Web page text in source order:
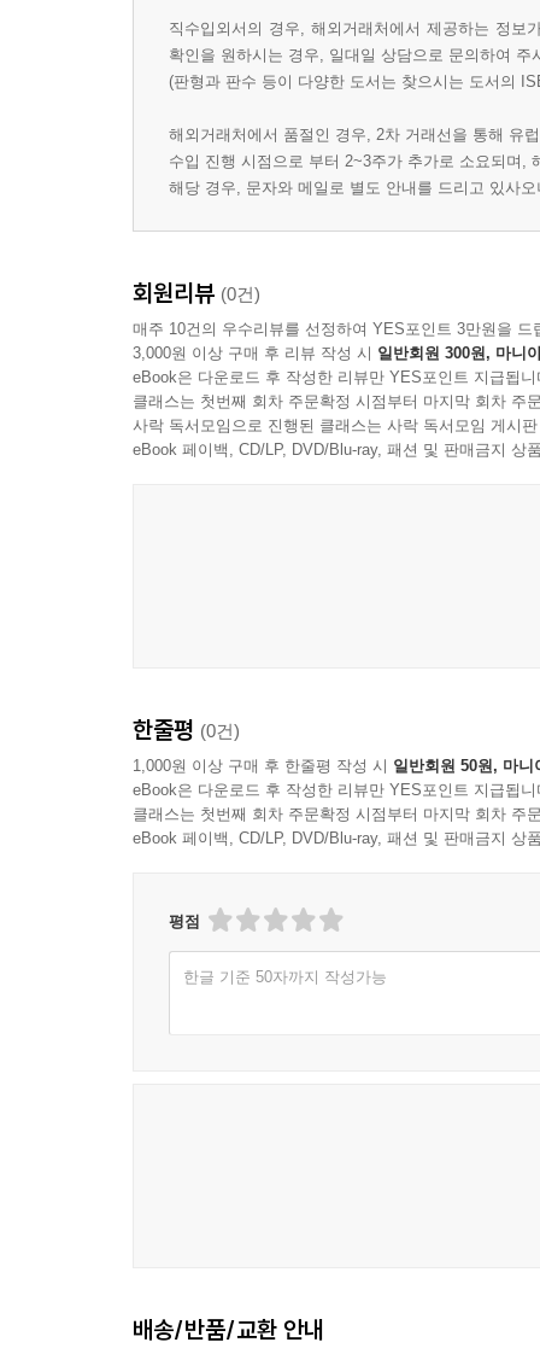
직수입외서의 경우, 해외거래처에서 제공하는 정
확인을 원하시는 경우, 일대일 상담으로 문의하여 주
(판형과 판수 등이 다양한 도서는 찾으시는 도서의
해외거래처에서 품절인 경우, 2차 거래선을 통해 유
수입 진행 시점으로 부터 2~3주가 추가로 소요되며,
해당 경우, 문자와 메일로 별도 안내를 드리고 있사
회원리뷰 (0건)
매주 10건의 우수리뷰를 선정하여 YES포인트 3만원을 드
3,000원 이상 구매 후 리뷰 작성 시 일반회원 300원, 마니
eBook은 다운로드 후 작성한 리뷰만 YES포인트 지급됩니
클래스는 첫번째 회차 주문확정 시점부터 마지막 회차 주
사락 독서모임으로 진행된 클래스는 사락 독서모임 게시
eBook 페이백, CD/LP, DVD/Blu-ray, 패션 및 판매금지 상
한줄평 (0건)
1,000원 이상 구매 후 한줄평 작성 시 일반회원 50원, 마니
eBook은 다운로드 후 작성한 리뷰만 YES포인트 지급됩니
클래스는 첫번째 회차 주문확정 시점부터 마지막 회차 주
eBook 페이백, CD/LP, DVD/Blu-ray, 패션 및 판매금지 상
평점
한글 기준 50자까지 작성가능
배송/반품/교환 안내